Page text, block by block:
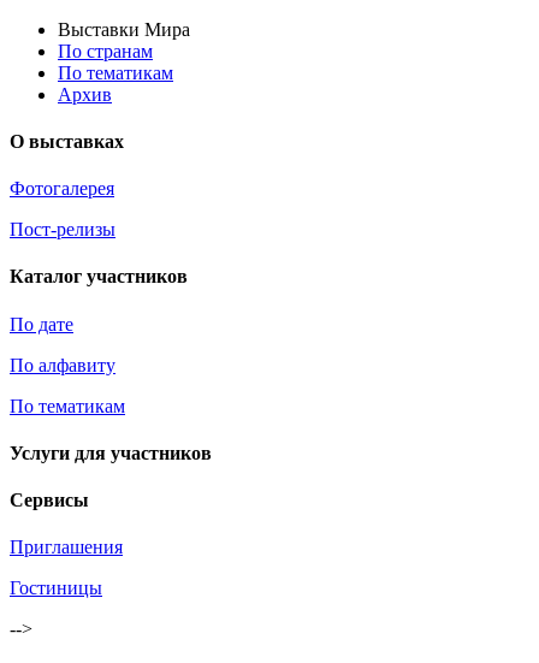
Выставки Мира
По странам
По тематикам
Архив
О выставках
Фотогалерея
Пост-релизы
Каталог участников
По дате
По алфавиту
По тематикам
Услуги для участников
Сервисы
Приглашения
Гостиницы
-->